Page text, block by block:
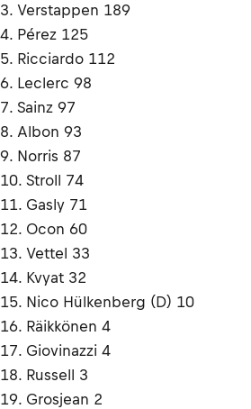
3. Verstappen 189
4. Pérez 125
5. Ricciardo 112
6. Leclerc 98
7. Sainz 97
8. Albon 93
9. Norris 87
10. Stroll 74
11. Gasly 71
12. Ocon 60
13. Vettel 33
14. Kvyat 32
15. Nico Hülkenberg (D) 10
16. Räikkönen 4
17. Giovinazzi 4
18. Russell 3
19. Grosjean 2